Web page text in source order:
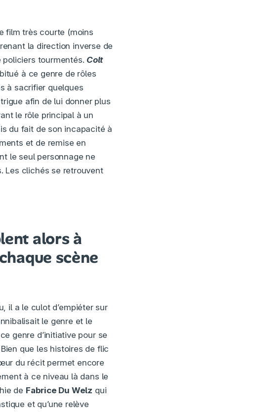
film très courte (moins
la direction inverse de
policiers tourmentés. Colt
à ce genre de rôles
à sacrifier quelques
afin de lui donner plus
le rôle principal à un
du fait de son incapacité à
et de remise en
le seul personnage ne
Les clichés se retrouvent
alors à
scène
il a le culot d’empiéter sur
le genre et le
genre d’initiative pour se
que les histoires de flic
du récit permet encore
à ce niveau là dans le
de Fabrice Du Welz qui
et qu’une relève